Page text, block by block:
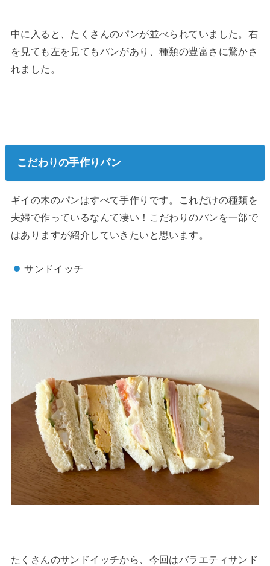
中に入ると、たくさんのパンが並べられていました。右
を見ても左を見てもパンがあり、種類の豊富さに驚かさ
れました。
こだわりの手作りパン
ギイの木のパンはすべて手作りです。これだけの種類を
夫婦で作っているなんて凄い！こだわりのパンを一部で
はありますが紹介していきたいと思います。
サンドイッチ
たくさんのサンドイッチから、今回はバラエティサンド